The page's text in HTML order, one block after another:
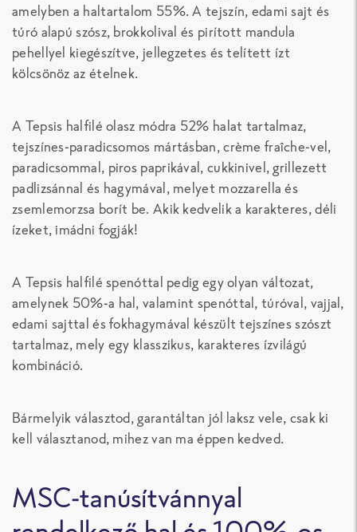
amelyben a haltartalom 55%. A tejszín, edami sajt és
túró alapú szósz, brokkolival és pirított mandula
pehellyel kiegészítve, jellegzetes és telített ízt
kölcsönöz az ételnek.
A Tepsis halfilé olasz módra 52% halat tartalmaz,
tejszínes-paradicsomos mártásban, crème fraîche-vel,
paradicsommal, piros paprikával, cukkinivel, grillezett
padlizsánnal és hagymával, melyet mozzarella és
zsemlemorzsa borít be. Akik kedvelik a karakteres, déli
ízeket, imádni fogják!
A Tepsis halfilé spenóttal pedig egy olyan változat,
amelynek 50%-a hal, valamint spenóttal, túróval, vajjal,
edami sajttal és fokhagymával készült tejszínes szószt
tartalmaz, mely egy klasszikus, karakteres ízvilágú
kombináció.
Bármelyik választod, garantáltan jól laksz vele, csak ki
kell választanod, mihez van ma éppen kedved.
MSC-tanúsítvánnyal